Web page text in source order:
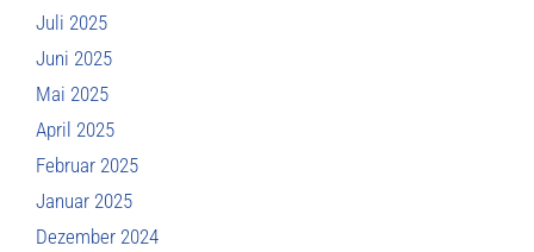
Juli 2025
Juni 2025
Mai 2025
April 2025
Februar 2025
Januar 2025
Dezember 2024